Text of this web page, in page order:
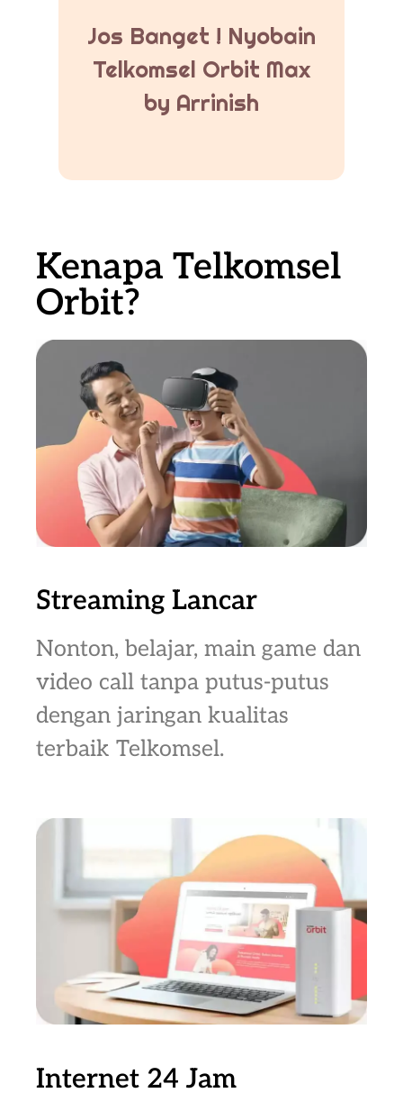
Jos Banget ! Nyobain
Telkomsel Orbit Max
by Arrinish
Kenapa Telkomsel
Orbit?
Streaming Lancar
Nonton, belajar, main game dan
video call tanpa putus-putus
dengan jaringan kualitas
terbaik Telkomsel.
Internet 24 Jam